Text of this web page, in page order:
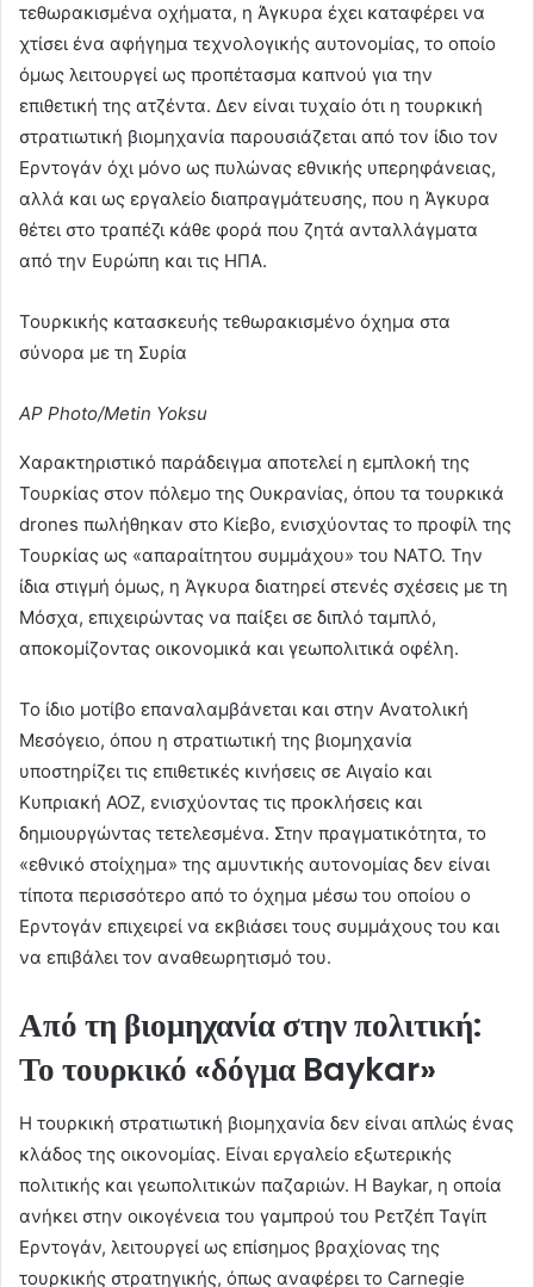
τεθωρακισμένα οχήματα, η Άγκυρα έχει καταφέρει να
χτίσει ένα αφήγημα τεχνολογικής αυτονομίας, το οποίο
όμως λειτουργεί ως προπέτασμα καπνού για την
επιθετική της ατζέντα. Δεν είναι τυχαίο ότι η τουρκική
στρατιωτική βιομηχανία παρουσιάζεται από τον ίδιο τον
Ερντογάν όχι μόνο ως πυλώνας εθνικής υπερηφάνειας,
αλλά και ως εργαλείο διαπραγμάτευσης, που η Άγκυρα
θέτει στο τραπέζι κάθε φορά που ζητά ανταλλάγματα
από την Ευρώπη και τις ΗΠΑ.
Τουρκικής κατασκευής τεθωρακισμένο όχημα στα
σύνορα με τη Συρία
AP Photo/Metin Yoksu
Χαρακτηριστικό παράδειγμα αποτελεί η εμπλοκή της
Τουρκίας στον πόλεμο της Ουκρανίας, όπου τα τουρκικά
drones πωλήθηκαν στο Κίεβο, ενισχύοντας το προφίλ της
Τουρκίας ως «απαραίτητου συμμάχου» του ΝΑΤΟ. Την
ίδια στιγμή όμως, η Άγκυρα διατηρεί στενές σχέσεις με τη
Μόσχα, επιχειρώντας να παίξει σε διπλό ταμπλό,
αποκομίζοντας οικονομικά και γεωπολιτικά οφέλη.
Το ίδιο μοτίβο επαναλαμβάνεται και στην Ανατολική
Μεσόγειο, όπου η στρατιωτική της βιομηχανία
υποστηρίζει τις επιθετικές κινήσεις σε Αιγαίο και
Κυπριακή ΑΟΖ, ενισχύοντας τις προκλήσεις και
δημιουργώντας τετελεσμένα. Στην πραγματικότητα, το
«εθνικό στοίχημα» της αμυντικής αυτονομίας δεν είναι
τίποτα περισσότερο από το όχημα μέσω του οποίου ο
Ερντογάν επιχειρεί να εκβιάσει τους συμμάχους του και
να επιβάλει τον αναθεωρητισμό του.
Από τη βιομηχανία στην πολιτική:
Το τουρκικό «δόγμα Baykar»
Η τουρκική στρατιωτική βιομηχανία δεν είναι απλώς ένας
κλάδος της οικονομίας. Είναι εργαλείο εξωτερικής
πολιτικής και γεωπολιτικών παζαριών. Η Baykar, η οποία
ανήκει στην οικογένεια του γαμπρού του Ρετζέπ Ταγίπ
Ερντογάν, λειτουργεί ως επίσημος βραχίονας της
τουρκικής στρατηγικής, όπως αναφέρει το Carnegie